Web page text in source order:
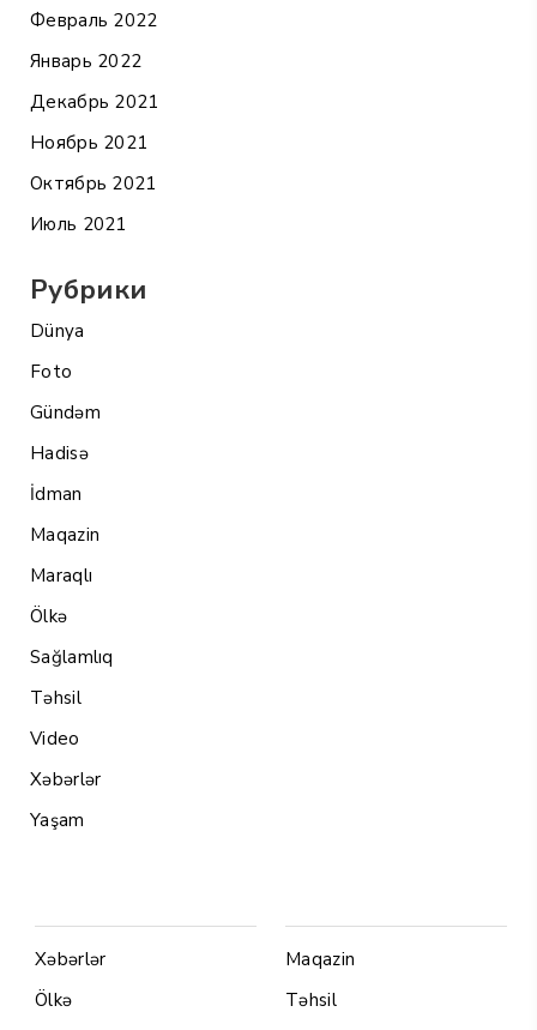
Февраль 2022
Январь 2022
Декабрь 2021
Ноябрь 2021
Октябрь 2021
Июль 2021
Рубрики
Dünya
Foto
Gündəm
Hadisə
İdman
Maqazin
Maraqlı
Ölkə
Sağlamlıq
Təhsil
Video
Xəbərlər
Yaşam
Xəbərlər
Ölkə
Maqazin
Təhsil